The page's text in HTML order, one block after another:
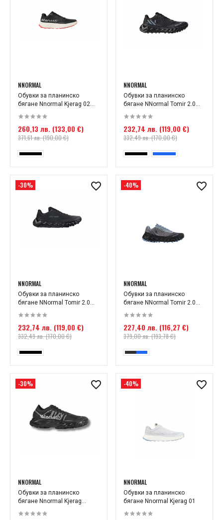
NNORMAL
Обувки за планинско
бягане Nnormal Kjerag 02...
260,13 лв. (133,00 €)
371,61 лв. (190,00 €)
NNORMAL
Обувки за планинско
бягане NNormal Tomir 2.0...
232,74 лв. (119,00 €)
332,49 лв. (170,00 €)
-30%
NNORMAL
Обувки за планинско
бягане NNormal Tomir 2.0...
232,74 лв. (119,00 €)
332,49 лв. (170,00 €)
-40%
NNORMAL
Обувки за планинско
бягане NNormal Tomir 2.0...
227,40 лв. (116,27 €)
379,00 лв. (193,78 €)
-30%
NNORMAL
Обувки за планинско
бягане Nnormal Kjerag...
-40%
NNORMAL
Обувки за планинско
бягане Nnormal Kjerag 01